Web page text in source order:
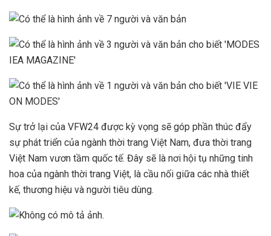
Sự trở lại của VFW24 được kỳ vọng sẽ góp phần thúc đẩy
sự phát triển của ngành thời trang Việt Nam, đưa thời trang
Việt Nam vươn tầm quốc tế. Đây sẽ là nơi hội tụ những tinh
hoa của ngành thời trang Việt, là cầu nối giữa các nhà thiết
kế, thương hiệu và người tiêu dùng.